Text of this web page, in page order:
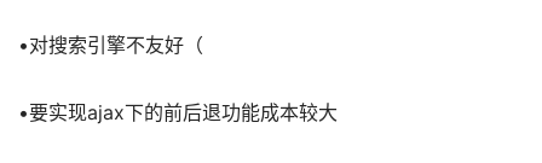
•对搜索引擎不友好（
•要实现ajax下的前后退功能成本较大